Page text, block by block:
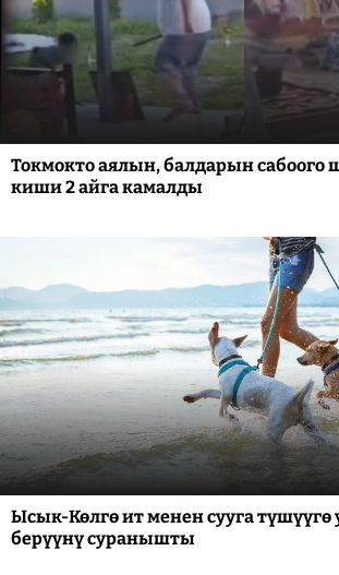
Токмокто аялын, балдарын сабоого
киши 2 айга камалды
Ысык-Көлгө ит менен сууга түшүүгө
берүүнү суранышты